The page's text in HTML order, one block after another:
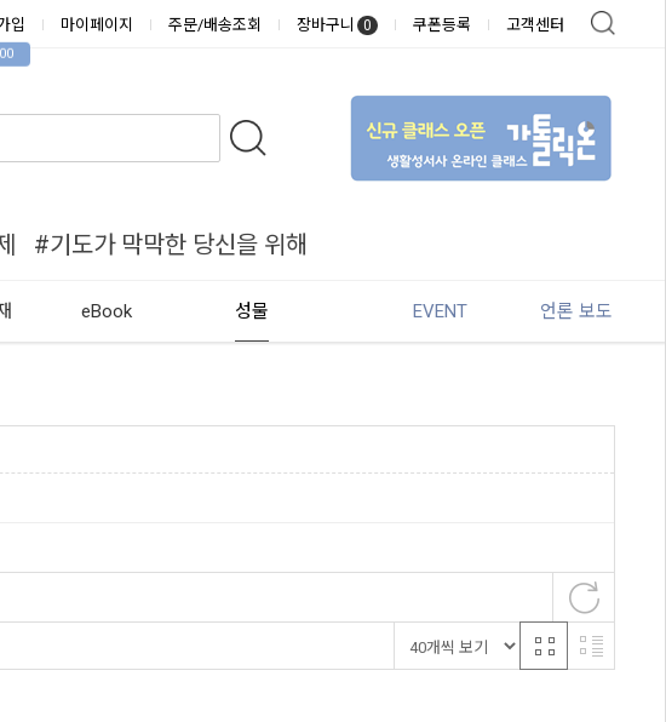
입 마이페이지 주문/배송조회 장바구니 0 쿠폰등록 고객센터
#기도가 막막한 당신을 위해
eBook 성물 EVENT 언론 보도